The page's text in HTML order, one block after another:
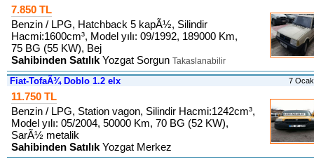
7.850 TL
Benzin / LPG, Hatchback 5 kapÃ½, Silindir
Hacmi:1600cm³, Model yılı: 09/1992, 189000 Km,
75 BG (55 KW), Bej
Sahibinden Satılık Yozgat Sorgun Takaslanabilir
Fiat-TofaÃ¾ Doblo 1.2 elx 7
11.750 TL
Benzin / LPG, Station vagon, Silindir Hacmi:1242cm³,
Model yılı: 05/2004, 50000 Km, 70 BG (52 KW),
SarÃ½ metalik
Sahibinden Satılık Yozgat Merkez